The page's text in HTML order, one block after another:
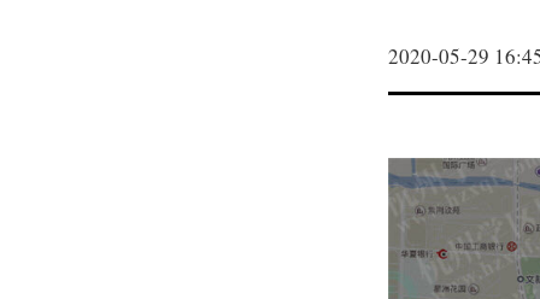
2020-05-29